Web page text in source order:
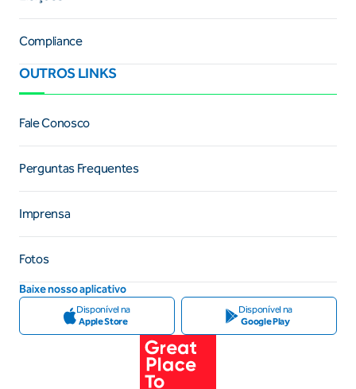
Compliance
OUTROS LINKS
Fale Conosco
Perguntas Frequentes
Imprensa
Fotos
Baixe nosso aplicativo
Disponível na
Apple Store
Disponível na
Google Play